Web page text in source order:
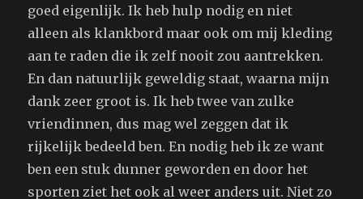
goed eigenlijk. Ik heb hulp nodig en niet
alleen als klankbord maar ook om mij kleding
aan te raden die ik zelf nooit zou aantrekken.
En dan natuurlijk geweldig staat, waarna mijn
dank zeer groot is. Ik heb twee van zulke
vriendinnen, dus mag wel zeggen dat ik
rijkelijk bedeeld ben. En nodig heb ik ze want
ben een stuk dunner geworden en door het
sporten ziet het ook al weer anders uit. Niet zo